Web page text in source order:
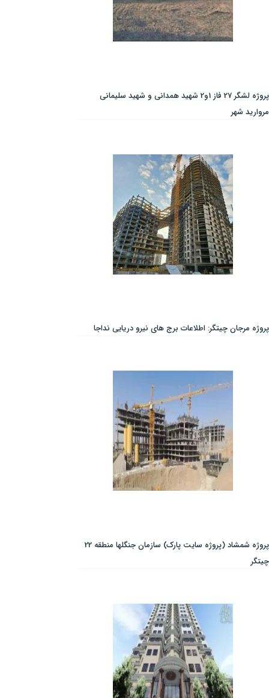
پروژه لشگر 27 فاز 1و2 شهید همدانی و شهید سلیمانی
مروارید شهر
پروژه مرجان چیتگر: اطلاعات برج های نیرو دریایی نداجا
پروژه شمشاد (پروژه سایت پارک) سازمان جنگلها منطقه 22
چیتگر